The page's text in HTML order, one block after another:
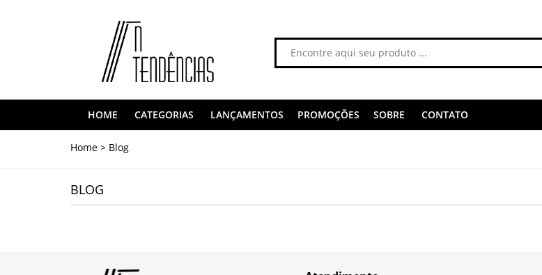
HOME CATEGORIAS LANÇAMENTOS PROMOÇÕES SOBRE CONTATO
Home > Blog
BLOG